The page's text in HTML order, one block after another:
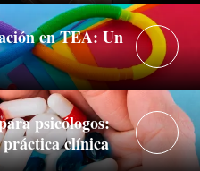
en TEA: Un
psicólogos:
práctica clínica